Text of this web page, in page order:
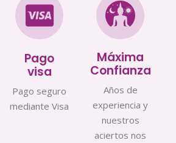
Pago
visa
Pago seguro
mediante Visa
Máxima
Confianza
Años de
experiencia y
nuestros
aciertos nos